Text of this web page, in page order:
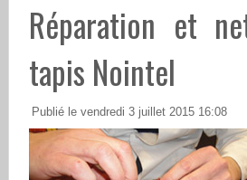
Réparation et
tapis Nointel
Publié le vendredi 3 juillet 2015 16:08